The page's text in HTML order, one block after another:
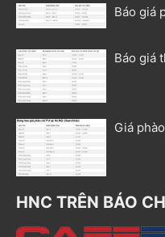
Báo giá
Báo giá
Giá
HNC TRÊN BÁO